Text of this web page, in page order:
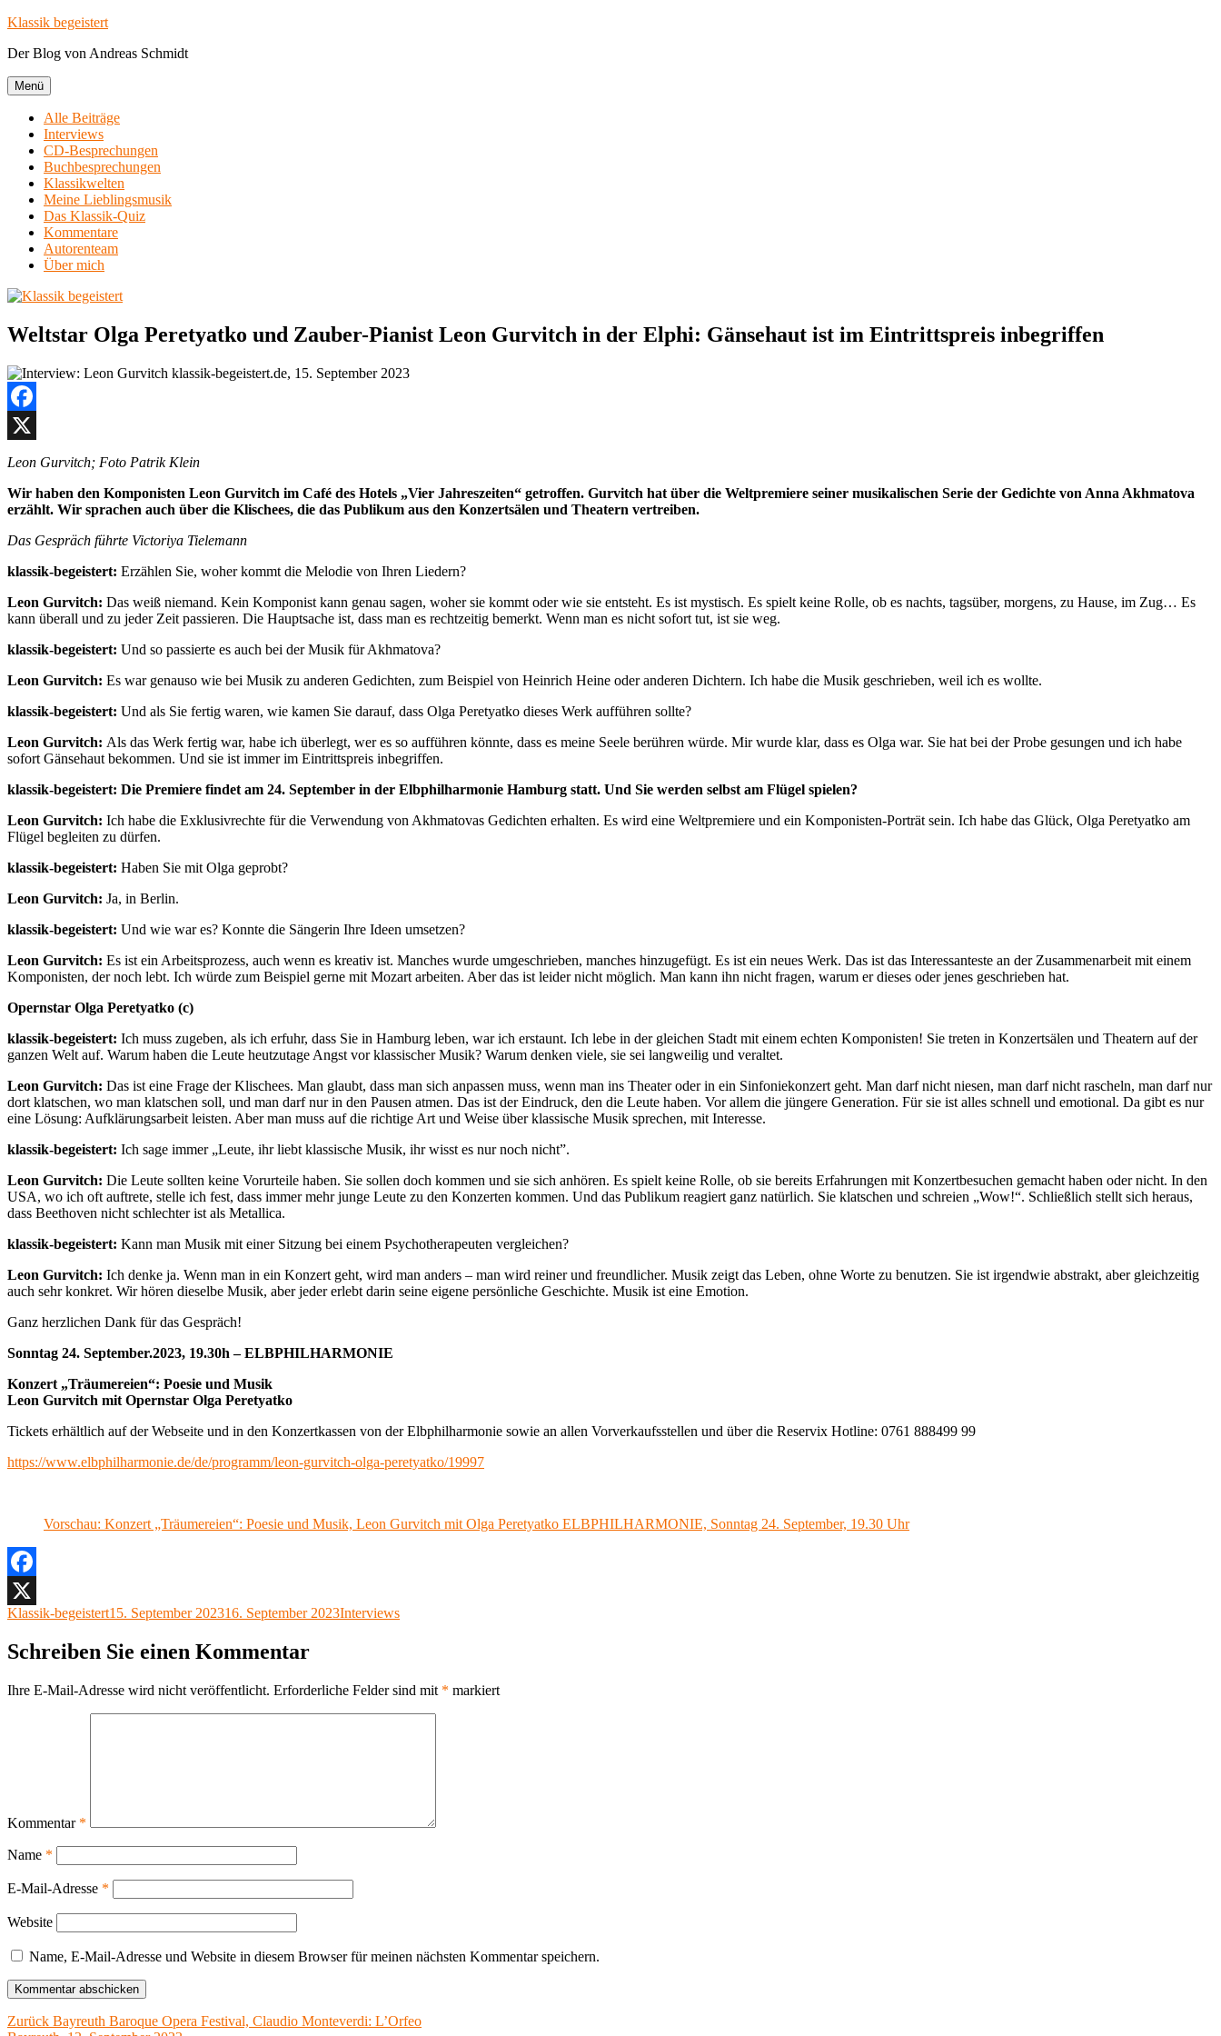
Zum
springen
Klassik begeistert
Der Blog von Andreas Schmidt
Menü
Alle Beiträge
Interviews
CD-Besprechungen
Buchbesprechungen
Klassikwelten
Meine Lieblingsmusik
Das Klassik-Quiz
Kommentare
Autorenteam
Über mich
Weltstar Olga Peretyatko und Zauber-Pianist Leon Gurvitch in der Elphi: Gänsehaut ist im Eintrittspreis inbegriffen
Facebook
X
Leon Gurvitch; Foto Patrik Klein
Wir haben den Komponisten Leon Gurvitch im Café des Hotels „Vier Jahreszeiten“ getroffen. Gurvitch hat über die Weltpremiere seiner musikalischen Serie der Gedichte von Anna Akhmatova
erzählt. Wir sprachen auch über die Klischees, die das Publikum aus den Konzertsälen und Theatern vertreiben.
Das Gespräch führte Victoriya Tielemann
klassik-begeistert: Erzählen Sie, woher kommt die Melodie von Ihren Liedern?
Leon Gurvitch: Das weiß niemand. Kein Komponist kann genau sagen, woher sie kommt oder wie sie entsteht. Es ist mystisch. Es spielt keine Rolle, ob es nachts, tagsüber, morgens, zu Hause, im Zug… Es
kann überall und zu jeder Zeit passieren. Die Hauptsache ist, dass man es rechtzeitig bemerkt. Wenn man es nicht sofort tut, ist sie weg.
klassik-begeistert: Und so passierte es auch bei der Musik für Akhmatova?
Leon Gurvitch: Es war genauso wie bei Musik zu anderen Gedichten, zum Beispiel von Heinrich Heine oder anderen Dichtern. Ich habe die Musik geschrieben, weil ich es wollte.
klassik-begeistert: Und als Sie fertig waren, wie kamen Sie darauf, dass Olga Peretyatko dieses Werk aufführen sollte?
Leon Gurvitch: Als das Werk fertig war, habe ich überlegt, wer es so aufführen könnte, dass es meine Seele berühren würde. Mir wurde klar, dass es Olga war. Sie hat bei der Probe gesungen und ich habe
sofort Gänsehaut bekommen. Und sie ist immer im Eintrittspreis inbegriffen.
klassik-begeistert: Die Premiere findet am 24. September in der Elbphilharmonie Hamburg statt. Und Sie werden selbst am Flügel spielen?
Leon Gurvitch: Ich habe die Exklusivrechte für die Verwendung von Akhmatovas Gedichten erhalten. Es wird eine Weltpremiere und ein Komponisten-Porträt sein. Ich habe das Glück, Olga Peretyatko am
Flügel begleiten zu dürfen.
klassik-begeistert: Haben Sie mit Olga geprobt?
Leon Gurvitch: Ja, in Berlin.
klassik-begeistert: Und wie war es? Konnte die Sängerin Ihre Ideen umsetzen?
Leon Gurvitch: Es ist ein Arbeitsprozess, auch wenn es kreativ ist. Manches wurde umgeschrieben, manches hinzugefügt. Es ist ein neues Werk. Das ist das Interessanteste an der Zusammenarbeit mit einem
Komponisten, der noch lebt. Ich würde zum Beispiel gerne mit Mozart arbeiten. Aber das ist leider nicht möglich. Man kann ihn nicht fragen, warum er dieses oder jenes geschrieben hat.
Opernstar Olga Peretyatko (c)
klassik-begeistert: Ich muss zugeben, als ich erfuhr, dass Sie in Hamburg leben, war ich erstaunt. Ich lebe in der gleichen Stadt mit einem echten Komponisten! Sie treten in Konzertsälen und Theatern auf der
ganzen Welt auf. Warum haben die Leute heutzutage Angst vor klassischer Musik? Warum denken viele, sie sei langweilig und veraltet.
Leon Gurvitch: Das ist eine Frage der Klischees. Man glaubt, dass man sich anpassen muss, wenn man ins Theater oder in ein Sinfoniekonzert geht. Man darf nicht niesen, man darf nicht rascheln, man darf nur
dort klatschen, wo man klatschen soll, und man darf nur in den Pausen atmen. Das ist der Eindruck, den die Leute haben. Vor allem die jüngere Generation. Für sie ist alles schnell und emotional. Da gibt es nur
eine Lösung: Aufklärungsarbeit leisten. Aber man muss auf die richtige Art und Weise über klassische Musik sprechen, mit Interesse.
klassik-begeistert: Ich sage immer „Leute, ihr liebt klassische Musik, ihr wisst es nur noch nicht”.
Leon Gurvitch: Die Leute sollten keine Vorurteile haben. Sie sollen doch kommen und sie sich anhören. Es spielt keine Rolle, ob sie bereits Erfahrungen mit Konzertbesuchen gemacht haben oder nicht. In den
USA, wo ich oft auftrete, stelle ich fest, dass immer mehr junge Leute zu den Konzerten kommen. Und das Publikum reagiert ganz natürlich. Sie klatschen und schreien „Wow!“. Schließlich stellt sich heraus,
dass Beethoven nicht schlechter ist als Metallica.
klassik-begeistert: Kann man Musik mit einer Sitzung bei einem Psychotherapeuten vergleichen?
Leon Gurvitch: Ich denke ja. Wenn man in ein Konzert geht, wird man anders – man wird reiner und freundlicher. Musik zeigt das Leben, ohne Worte zu benutzen. Sie ist irgendwie abstrakt, aber gleichzeitig
auch sehr konkret. Wir hören dieselbe Musik, aber jeder erlebt darin seine eigene persönliche Geschichte. Musik ist eine Emotion.
Ganz herzlichen Dank für das Gespräch!
Sonntag 24. September.2023, 19.30h – ELBPHILHARMONIE
Konzert „Träumereien“: Poesie und Musik
Leon Gurvitch mit Opernstar Olga Peretyatko
Tickets erhältlich auf der Webseite und in den Konzertkassen von der Elbphilharmonie sowie an allen Vorverkaufsstellen und über die Reservix Hotline: 0761 888499 99
https://www.elbphilharmonie.de/de/programm/leon-gurvitch-olga-peretyatko/19997
Vorschau: Konzert „Träumereien“: Poesie und Musik, Leon Gurvitch mit Olga Peretyatko ELBPHILHARMONIE, Sonntag 24. September, 19.30 Uhr
Facebook
X
Autor
Klassik-begeistertVeröffentlicht
15. September 202316. September 2023Kategorien
Interviews
Schreiben Sie einen Kommentar
Ihre E-Mail-Adresse wird nicht veröffentlicht. Erforderliche Felder sind mit * markiert
Kommentar *
Name *
E-Mail-Adresse *
Website
Name, E-Mail-Adresse und Website in diesem Browser für meinen nächsten Kommentar speichern.
Beitragsnavigation
Zurück Vorheriger
Bayreuth Baroque Opera Festival, Claudio Monteverdi: L’Orfeo